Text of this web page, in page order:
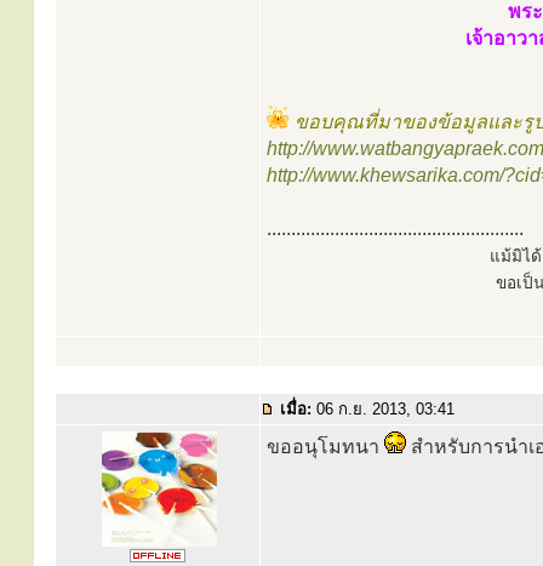
พร
เจ้าอาว
ขอบคุณที่มาของข้อมูลและรู
http://
http://www.khewsarika.com/
.....................................................
แม้มิได้
ขอเป็
เมื่อ: 06 ก.ย. 2013, 03:41
ขออนุโมทนา สำหรับการนำเ